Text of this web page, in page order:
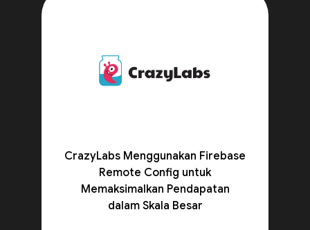
CrazyLabs Menggunakan Firebase
Remote Config untuk
Memaksimalkan Pendapatan
dalam Skala Besar